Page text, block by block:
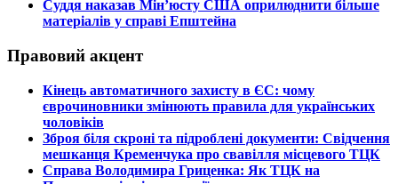
​Суддя наказав Мін’юсту США оприлюднити більше
матеріалів у справі Епштейна
Правовий акцент
​Кінець автоматичного захисту в ЄС: чому
єврочиновники змінюють правила для українських
чоловіків
​Зброя біля скроні та підроблені документи: Свідчення
мешканця Кременчука про свавілля місцевого ТЦК
​Справа Володимира Гриценка: Як ТЦК на